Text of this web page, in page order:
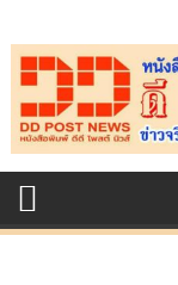
to
content